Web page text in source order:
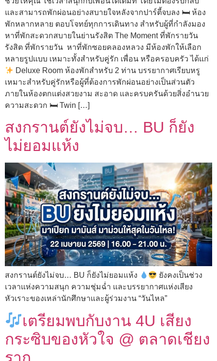
และสามารถพักผ่อนอย่างสบายใจหลังจากปาร์ตี้จบลง 🛏 ห้อง
พักหลากหลาย ตอบโจทย์ทุกการเดินทาง สำหรับผู้ที่กำลังมอง
หาที่พักสะดวกสบายในย่านรังสิต The Moment ที่พักรายวัน
รังสิต ที่พักรายวัน หาที่พักซอยคลองหลวง มีห้องพักให้เลือก
หลายรูปแบบ เหมาะทั้งสำหรับคู่รัก เพื่อน หรือครอบครัว ได้แก่
Deluxe Room ห้องพักสำหรับ 2 ท่าน บรรยากาศเรียบหรู
เหมาะสำหรับคู่รักหรือผู้ที่ต้องการพักผ่อนอย่างเป็นส่วนตัว
ภายในห้องตกแต่งสวยงาม สะอาด และครบครันด้วยสิ่งอำนวย
ความสะดวก 🛏 Twin […]
สงกรานต์ยังไม่จบ… BU ก็ยัง
ไม่ยอมแห้ง
สงกรานต์ยังไม่จบ… BU ก็ยังไม่ยอมแห้ง
ยังคงเป็นช่วง
เวลาแห่งความสนุก ความชุ่มฉ่ำ และบรรยากาศแห่งเสียง
หัวเราะของเหล่านักศึกษาและผู้ร่วมงาน “วันไหล”
เตรียมพบกับงาน 4U เสียง
กระซิบของหัวใจ @ ตลาดเชียง
ราก